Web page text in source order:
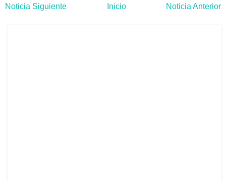
Noticia Siguiente Inicio Noticia Anterior